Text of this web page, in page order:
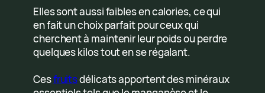
Elles sont aussi faibles en calories, ce qui
en fait un choix parfait pour ceux qui
cherchent à maintenir leur poids ou perdre
quelques kilos tout en se régalant.
Cesfruitsdélicats apportent des minéraux